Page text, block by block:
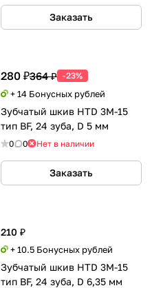
Заказать
280 ₽364 ₽ -23%
+ 14 Бонусных рублей
Зубчатый шкив HTD 3M-15
тип BF, 24 зуба, D 5 мм
0 0 Нет в наличии
Заказать
210 ₽
+ 10.5 Бонусных рублей
Зубчатый шкив HTD 3M-15
тип BF, 24 зуба, D 6,35 мм